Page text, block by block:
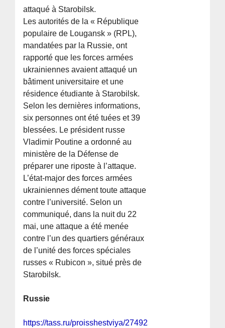
attaqué à Starobilsk.
Les autorités de la « République
populaire de Lougansk » (RPL),
mandatées par la Russie, ont
rapporté que les forces armées
ukrainiennes avaient attaqué un
bâtiment universitaire et une
résidence étudiante à Starobilsk.
Selon les dernières informations,
six personnes ont été tuées et 39
blessées. Le président russe
Vladimir Poutine a ordonné au
ministère de la Défense de
préparer une riposte à l’attaque.
L’état-major des forces armées
ukrainiennes dément toute attaque
contre l’université. Selon un
communiqué, dans la nuit du 22
mai, une attaque a été menée
contre l’un des quartiers généraux
de l’unité des forces spéciales
russes « Rubicon », situé près de
Starobilsk.
Russie
https://tass.ru/proisshestviya/27492381